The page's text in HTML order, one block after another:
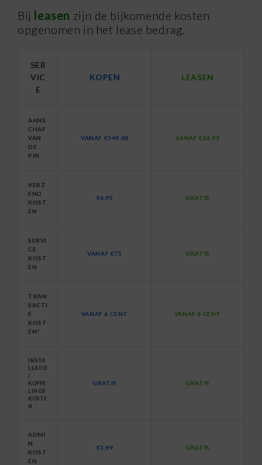
Bij leasen zijn de bijkomende kosten
opgenomen in het lease bedrag.
SER
VIC
E
KOPEN LEASEN
AANS
CHAF
VAN
DE
PIN
VANAF €349,00 VANAF €26,99
VERZ
END
KOST
EN
€6,95 GRATIS
SERVI
CE
KOST
EN
VANAF €75 GRATIS
TRAN
SACTI
E
KOST
EN*
VANAF 6 CENT VANAF 6 CENT
INSTA
LLATIE
/
KOPPE
LINGS
KOSTE
N
GRATIS GRATIS
ADMI
N
KOST
EN
€3,99 GRATIS